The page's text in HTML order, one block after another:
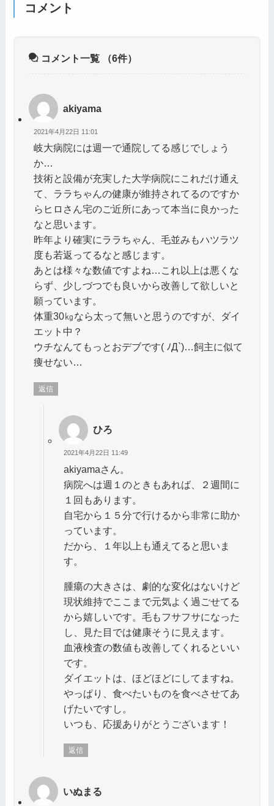
コメント
コメント一覧 （6件）
akiyama
2021年4月22日 11:01
岐大病院には週一で通院してる感じでしょう
か…
技術と設備が充実した大学病院にこれだけ通え
て、ララちゃんの健康が維持されてるのですか
らヒロさん宅のご近所にあって本当に良かった
なと思います。
昨年より確実にララちゃん、毛並みもハツラツ
度も若返ってるなと感じます。
あとは様々な数値ですよね…これ以上は悪くな
らず、少しづつでも良いから改善して欲しいと
願っています。
体重30㎏なら太って無いと思うのですが、ダイ
エット中？
ウチなんてもっとおデブです( ﾉД`)…飼主に似て
痩せない…
返信
ひろ
2021年4月22日 11:49
akiyamaさん。
病院へは週１のときもあれば、２週間に
１回もあります。
自宅から１５分で行けるから非常に助か
っています。
だから、１年以上も通えてると思いま
す。
腫瘍の大きさは、劇的な変化はないけど
現状維持でここまで元気よく過ごせてる
から嬉しいです。毛もフサフサになった
し、見た目では健康そうに見えます。
血液検査の数値も改善してくれるといい
です。
ダイエットは、ほどほどにしてますね。
やっぱり、食べたいものを食べさせてあ
げたいですし。
いつも、応援ありがとうございます！
返信
いぬまる